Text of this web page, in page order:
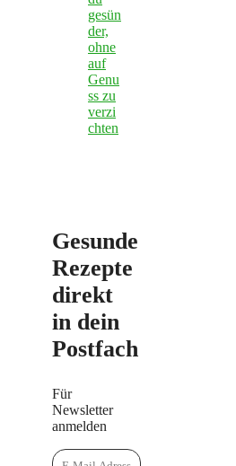
gesün
der,
ohne
auf
Genu
ss zu
verzi
chten
Gesunde
Rezepte
direkt
in dein
Postfach
Für
Newsletter
anmelden